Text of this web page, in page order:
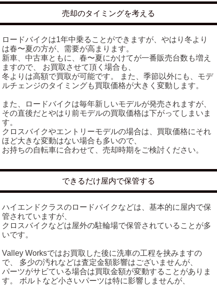
売却のタイミングを考える
ロードバイクは1年中乗ることができますが、やはり冬より
は春〜夏の方が、需要が高まります。
新車、中古車ともに、春〜夏にかけてが一番販売台数も増え
ますので、 お買取させて頂く場合も、
冬よりは高額で買取が可能です。 また、季節以外にも、モデ
ルチェンジのタイミングも買取価格が大きく変動します。
また、ロードバイクは毎年新しいモデルが発売されますが、
その直後だとやはり前モデルの買取価格は下がってしまいま
す。
クロスバイクやエントリーモデルの場合は、買取価格にそれ
ほど大きな変動はない場合も多いので、
お持ちの自転車に合わせて、売却時期をご検討ください。
できるだけ屋内で保管する
ハイエンドクラスのロードバイクなどは、基本的に屋内で保
管されていますが、
クロスバイクなどは屋外の駐輪場で保管されていることが多
いです。
Valley Worksではお買取した後に洗車の工程を挟みますの
で、 多少の汚れなどは査定金額影響はございませんが、
パーツがサビている場合は買取金額が変動することがありま
す。 ボルトなど小さいパーツは特に影響しませんが、